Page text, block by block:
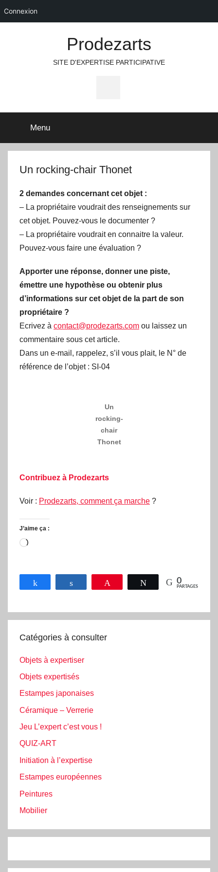
Connexion
Prodezarts
SITE D'EXPERTISE PARTICIPATIVE
Menu
Un rocking-chair Thonet
2 demandes concernant cet objet :
– La propriétaire voudrait des renseignements sur
cet objet. Pouvez-vous le documenter ?
– La propriétaire voudrait en connaitre la valeur.
Pouvez-vous faire une évaluation ?
Apporter une réponse, donner une piste,
émettre une hypothèse ou obtenir plus
d’informations sur cet objet de la part de son
propriétaire ?
Ecrivez à contact@prodezarts.com ou laissez un
commentaire sous cet article.
Dans un e-mail, rappelez, s’il vous plait, le N° de
référence de l’objet : SI-04
Un
rocking-
chair
Thonet
Contribuez à Prodezarts
Voir : Prodezarts, comment ça marche ?
J’aime ça :
Chargement…
Partagez Partagez Tweetez0
PARTAGES
Catégories à consulter
Objets à expertiser
Objets expertisés
Estampes japonaises
Céramique – Verrerie
Jeu L’expert c’est vous !
QUIZ-ART
Initiation à l’expertise
Estampes européennes
Peintures
Mobilier